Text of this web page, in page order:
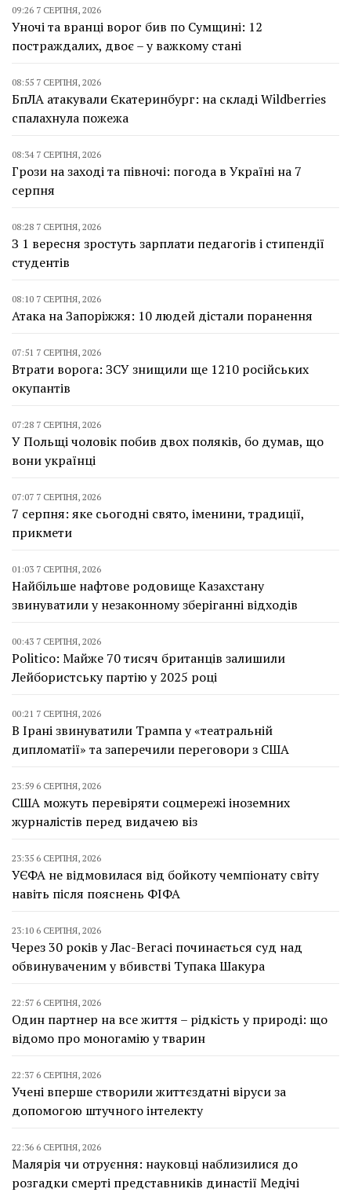
09:26 7 СЕРПНЯ, 2026
Уночі та вранці ворог бив по Сумщині: 12
постраждалих, двоє – у важкому стані
08:55 7 СЕРПНЯ, 2026
БпЛА атакували Єкатеринбург: на складі Wildberries
спалахнула пожежа
08:34 7 СЕРПНЯ, 2026
Грози на заході та півночі: погода в Україні на 7
серпня
08:28 7 СЕРПНЯ, 2026
З 1 вересня зростуть зарплати педагогів і стипендії
студентів
08:10 7 СЕРПНЯ, 2026
Атака на Запоріжжя: 10 людей дістали поранення
07:51 7 СЕРПНЯ, 2026
Втрати ворога: ЗСУ знищили ще 1210 російських
окупантів
07:28 7 СЕРПНЯ, 2026
У Польщі чоловік побив двох поляків, бо думав, що
вони українці
07:07 7 СЕРПНЯ, 2026
7 серпня: яке сьогодні свято, іменини, традиції,
прикмети
01:03 7 СЕРПНЯ, 2026
Найбільше нафтове родовище Казахстану
звинуватили у незаконному зберіганні відходів
00:43 7 СЕРПНЯ, 2026
Politico: Майже 70 тисяч британців залишили
Лейбористську партію у 2025 році
00:21 7 СЕРПНЯ, 2026
В Ірані звинуватили Трампа у «театральній
дипломатії» та заперечили переговори з США
23:59 6 СЕРПНЯ, 2026
США можуть перевіряти соцмережі іноземних
журналістів перед видачею віз
23:35 6 СЕРПНЯ, 2026
УЄФА не відмовилася від бойкоту чемпіонату світу
навіть після пояснень ФІФА
23:10 6 СЕРПНЯ, 2026
Через 30 років у Лас-Вегасі починається суд над
обвинуваченим у вбивстві Тупака Шакура
22:57 6 СЕРПНЯ, 2026
Один партнер на все життя – рідкість у природі: що
відомо про моногамію у тварин
22:37 6 СЕРПНЯ, 2026
Учені вперше створили життєздатні віруси за
допомогою штучного інтелекту
22:36 6 СЕРПНЯ, 2026
Малярія чи отруєння: науковці наблизилися до
розгадки смерті представників династії Медічі